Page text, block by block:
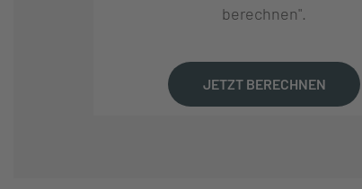
MERIDA
berechnen".
JETZT BERECHNEN